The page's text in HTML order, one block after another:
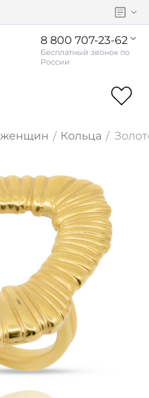
8 800 707-23-62
женщин / Кольца /